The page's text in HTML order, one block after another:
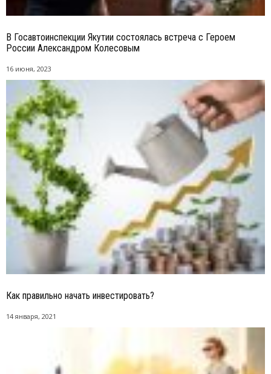
В Госавтоинспекции Якутии состоялась встреча с Героем
России Александром Колесовым
16 июня, 2023
Как правильно начать инвестировать?
14 января, 2021